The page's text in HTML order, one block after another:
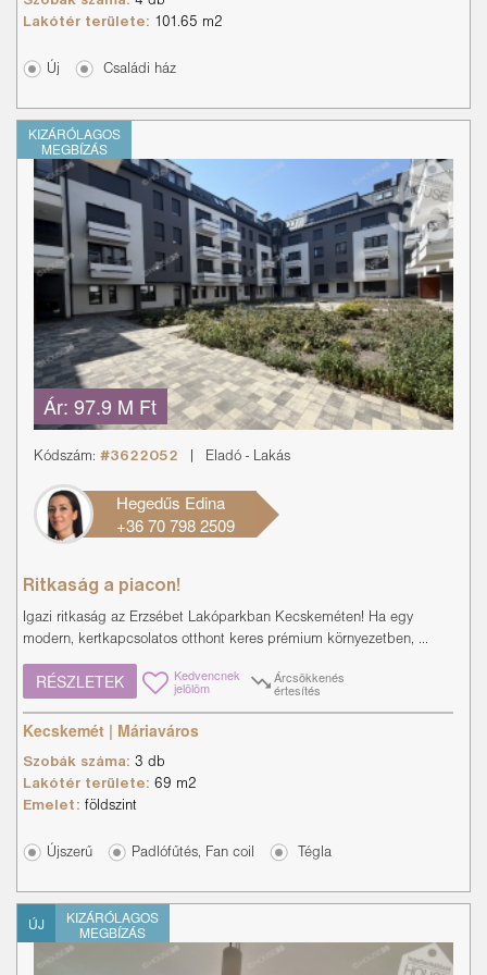
Lakótér területe:
101.65 m2
Új Családi ház
KIZÁRÓLAGOS
MEGBÍZÁS
Ár: 97.9 M Ft
Kódszám: #3622052 Eladó - Lakás
Hegedűs Edina
+36 70 798 2509
Ritkaság a piacon!
Igazi ritkaság az Erzsébet Lakóparkban Kecskeméten! Ha egy
modern, kertkapcsolatos otthont keres prémium környezetben, ...
RÉSZLETEK Kedvencnek
jelölöm
Árcsökkenés
értesítés
Kecskemét | Máriaváros
Szobák száma: 3 db
Lakótér területe: 69 m2
Emelet: földszint
Újszerű Padlófűtés, Fan coil Tégla
ÚJ
KIZÁRÓLAGOS
MEGBÍZÁS